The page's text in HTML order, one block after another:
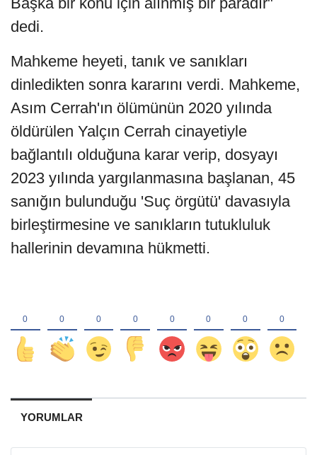
dedi.
Mahkeme heyeti, tanık ve sanıkları
dinledikten sonra kararını verdi. Mahkeme,
Asım Cerrah'ın ölümünün 2020 yılında
öldürülen Yalçın Cerrah cinayetiyle
bağlantılı olduğuna karar verip, dosyayı
2023 yılında yargılanmasına başlanan, 45
sanığın bulunduğu 'Suç örgütü' davasıyla
birleştirmesine ve sanıkların tutukluluk
hallerinin devamına hükmetti.
YORUMLAR